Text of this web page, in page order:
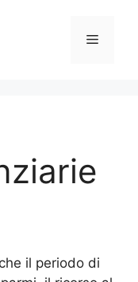
Menu
il periodo di